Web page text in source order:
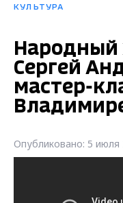
КУЛЬТУРА
Сергей
мастер-
Опубликовано: 5 июля